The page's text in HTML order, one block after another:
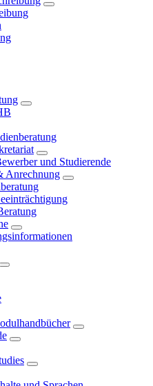
und Studierende
Anrechnung